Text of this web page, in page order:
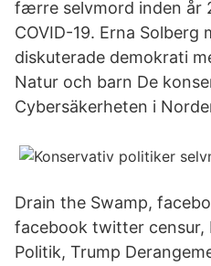
færre selvmord inden år
COVID-19. Erna
diskuterade demokrati
Natur och barn De
Cybersäkerheten i
Drain the Swamp,
facebook twitter censur,
Politik, Trump